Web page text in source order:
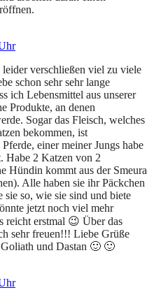
verschließen viel zu viele
schon sehr sehr lange
ich Lebensmittel aus unserer
Produkte, an denen
Sogar das Fleisch, welches
bekommen, ist
einer meiner Jungs habe
Habe 2 Katzen von 2
Hündin kommt aus der Smeura
Alle haben sie ihr Päckchen
sie so, wie sie sind und biete
jetzt noch viel mehr
reicht erstmal 😉 Über das
sehr freuen!!! Liebe Grüße
und Dastan 🙂 🙂